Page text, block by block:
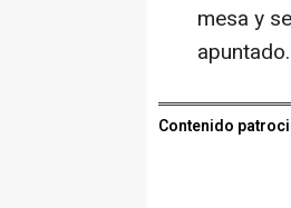
mesa y
apuntado.
Contenido